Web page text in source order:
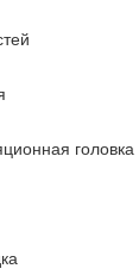
головка